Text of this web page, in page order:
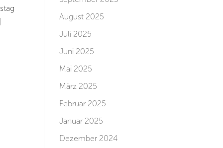
August 2025
Juli 2025
Juni 2025
Mai 2025
März 2025
Februar 2025
Januar 2025
Dezember 2024